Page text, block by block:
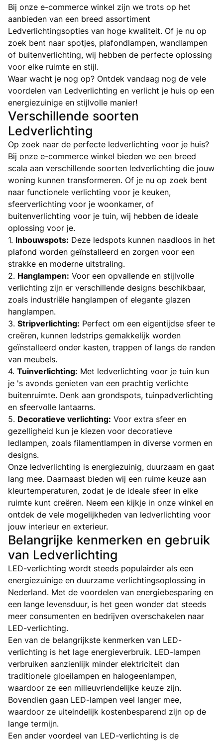
Bij onze e-commerce winkel zijn we trots op het
aanbieden van een breed assortiment
Ledverlichtingsopties van hoge kwaliteit. Of je nu op
zoek bent naar spotjes, plafondlampen, wandlampen
of buitenverlichting, wij hebben de perfecte oplossing
voor elke ruimte en stijl.
Waar wacht je nog op? Ontdek vandaag nog de vele
voordelen van Ledverlichting en verlicht je huis op een
energiezuinige en stijlvolle manier!
Verschillende soorten
Ledverlichting
Op zoek naar de perfecte ledverlichting voor je huis?
Bij onze e-commerce winkel bieden we een breed
scala aan verschillende soorten ledverlichting die jouw
woning kunnen transformeren. Of je nu op zoek bent
naar functionele verlichting voor je keuken,
sfeerverlichting voor je woonkamer, of
buitenverlichting voor je tuin, wij hebben de ideale
oplossing voor je.
1. Inbouwspots: Deze ledspots kunnen naadloos in het
plafond worden geïnstalleerd en zorgen voor een
strakke en moderne uitstraling.
2. Hanglampen: Voor een opvallende en stijlvolle
verlichting zijn er verschillende designs beschikbaar,
zoals industriële hanglampen of elegante glazen
hanglampen.
3. Stripverlichting: Perfect om een eigentijdse sfeer te
creëren, kunnen ledstrips gemakkelijk worden
geïnstalleerd onder kasten, trappen of langs de randen
van meubels.
4. Tuinverlichting: Met ledverlichting voor je tuin kun
je 's avonds genieten van een prachtig verlichte
buitenruimte. Denk aan grondspots, tuinpadverlichting
en sfeervolle lantaarns.
5. Decoratieve verlichting: Voor extra sfeer en
gezelligheid kun je kiezen voor decoratieve
ledlampen, zoals filamentlampen in diverse vormen en
designs.
Onze ledverlichting is energiezuinig, duurzaam en gaat
lang mee. Daarnaast bieden wij een ruime keuze aan
kleurtemperaturen, zodat je de ideale sfeer in elke
ruimte kunt creëren. Neem een kijkje in onze winkel en
ontdek de vele mogelijkheden van ledverlichting voor
jouw interieur en exterieur.
Belangrijke kenmerken en gebruik
van Ledverlichting
LED-verlichting wordt steeds populairder als een
energiezuinige en duurzame verlichtingsoplossing in
Nederland. Met de voordelen van energiebesparing en
een lange levensduur, is het geen wonder dat steeds
meer consumenten en bedrijven overschakelen naar
LED-verlichting.
Een van de belangrijkste kenmerken van LED-
verlichting is het lage energieverbruik. LED-lampen
verbruiken aanzienlijk minder elektriciteit dan
traditionele gloeilampen en halogeenlampen,
waardoor ze een milieuvriendelijke keuze zijn.
Bovendien gaan LED-lampen veel langer mee,
waardoor ze uiteindelijk kostenbesparend zijn op de
lange termijn.
Een ander voordeel van LED-verlichting is de